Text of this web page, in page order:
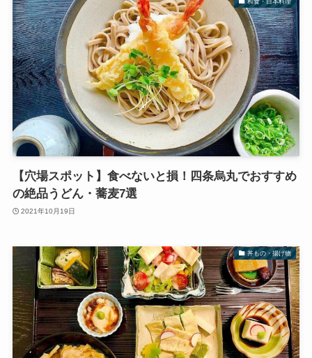
【穴場スポット】食べないと損！四条烏丸でおすすめ
の絶品うどん・蕎麦7選
2021年10月19日
丼もの・揚げ物